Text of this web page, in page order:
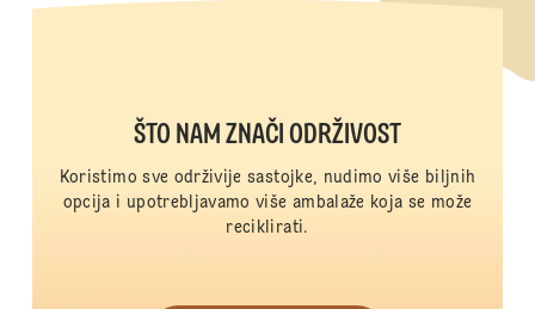
ŠTO NAM ZNAČI ODRŽIVOST
Koristimo sve održivije sastojke, nudimo više biljnih
opcija i upotrebljavamo više ambalaže koja se može
reciklirati.